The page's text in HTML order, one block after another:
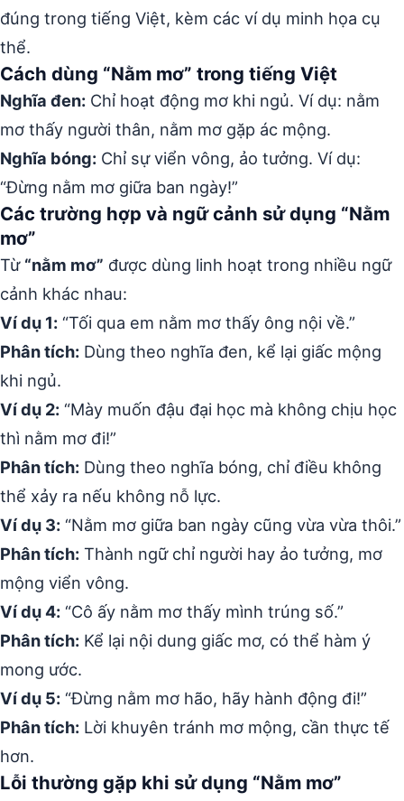
đúng trong tiếng Việt, kèm các ví dụ minh họa cụ
thể.
Cách dùng “Nằm mơ” trong tiếng Việt
Nghĩa đen: Chỉ hoạt động mơ khi ngủ. Ví dụ: nằm
mơ thấy người thân, nằm mơ gặp ác mộng.
Nghĩa bóng: Chỉ sự viển vông, ảo tưởng. Ví dụ:
“Đừng nằm mơ giữa ban ngày!”
Các trường hợp và ngữ cảnh sử dụng “Nằm
mơ”
Từ “nằm mơ” được dùng linh hoạt trong nhiều ngữ
cảnh khác nhau:
Ví dụ 1: “Tối qua em nằm mơ thấy ông nội về.”
Phân tích: Dùng theo nghĩa đen, kể lại giấc mộng
khi ngủ.
Ví dụ 2: “Mày muốn đậu đại học mà không chịu học
thì nằm mơ đi!”
Phân tích: Dùng theo nghĩa bóng, chỉ điều không
thể xảy ra nếu không nỗ lực.
Ví dụ 3: “Nằm mơ giữa ban ngày cũng vừa vừa thôi.”
Phân tích: Thành ngữ chỉ người hay ảo tưởng, mơ
mộng viển vông.
Ví dụ 4: “Cô ấy nằm mơ thấy mình trúng số.”
Phân tích: Kể lại nội dung giấc mơ, có thể hàm ý
mong ước.
Ví dụ 5: “Đừng nằm mơ hão, hãy hành động đi!”
Phân tích: Lời khuyên tránh mơ mộng, cần thực tế
hơn.
Lỗi thường gặp khi sử dụng “Nằm mơ”